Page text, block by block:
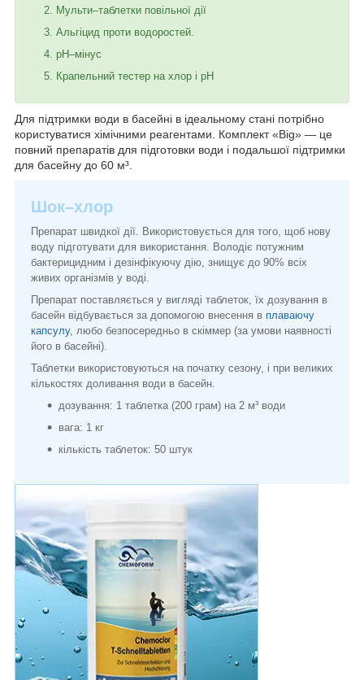
Мульти–таблетки повільної дії
Альгіцид проти водоростей.
pH–мінус
Крапельний тестер на хлор і pH
Для підтримки води в басейні в ідеальному стані потрібно
користуватися хімічними реагентами. Комплект «Big» — це
повний препаратів для підготовки води і подальшої підтримки
для басейну до 60 м³.
Шок–хлор
Препарат швидкої дії. Використовується для того, щоб нову
воду підготувати для використання. Володіє потужним
бактерицидним і дезінфікуючу дію, знищує до 90% всіх
живих організмів у воді.
Препарат поставляється у вигляді таблеток, їх дозування в
басейн відбувається за допомогою внесення в плаваючу
капсулу, любо безпосередньо в скіммер (за умови наявності
його в басейні).
Таблетки використовуються на початку сезону, і при великих
кількостях доливання води в басейн.
дозування: 1 таблетка (200 грам) на 2 м³ води
вага: 1 кг
кількість таблеток: 50 штук